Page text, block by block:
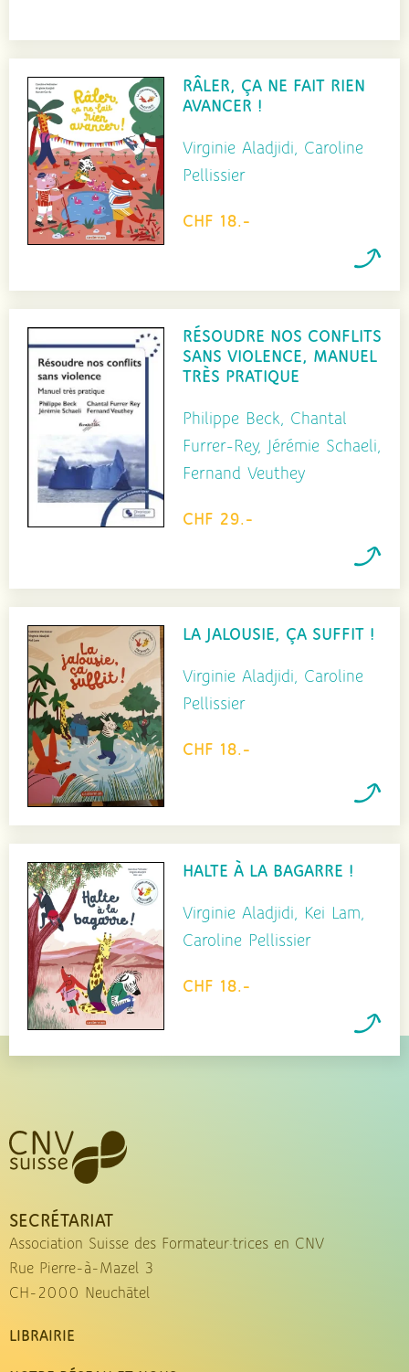
RÂLER, ÇA NE FAIT RIEN
AVANCER !
Virginie Aladjidi, Caroline
Pellissier
CHF 18.-
RÉSOUDRE NOS CONFLITS
SANS VIOLENCE, MANUEL
TRÈS PRATIQUE
Philippe Beck, Chantal
Furrer-Rey, Jérémie Schaeli,
Fernand Veuthey
CHF 29.-
LA JALOUSIE, ÇA SUFFIT !
Virginie Aladjidi, Caroline
Pellissier
CHF 18.-
HALTE À LA BAGARRE !
Virginie Aladjidi, Kei Lam,
Caroline Pellissier
CHF 18.-
SECRÉTARIAT
Association Suisse des Formateur·trices en CNV
Rue Pierre-à-Mazel 3
CH-2000 Neuchâtel
LIBRAIRIE